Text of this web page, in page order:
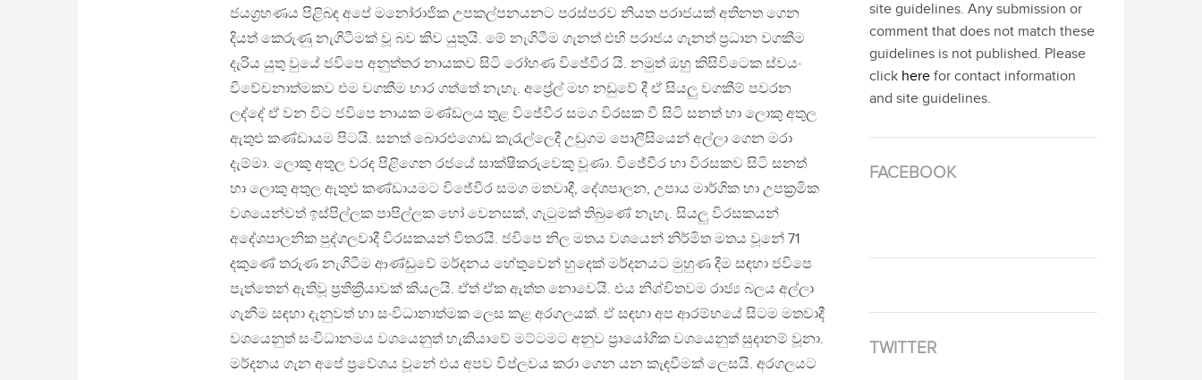
ජයග්‍රහණය පිළිබඳ අපේ මනෝරාජික උපකල්පනයනට පරස්පරව නියත පරාජයක් අතිනත ගෙන
දියත් කෙරුණු නැගිටීමක් වූ බව කිව යුතුයි. මේ නැගිටීම ගැනත් එහි පරාජය ගැනත් ප්‍රධාන වගකීම
දැරිය යුතු වුයේ ජවිපෙ අනුත්තර නායකව සිටි රෝහණ විජේවීර යි. නමුත් ඔහු කිසිවිටෙක ස්වයං
විවේචනාත්මකව එම වගකීම භාර ගත්තේ නැහැ. අප්‍රේල් මහ නඩුවේ දී ඒ සියලු වගකීම් පවරන
ලද්දේ ඒ වන විට ජවිපෙ නායක මණ්ඩලය තුළ විජේවීර සමග විරසක වී සිටි සනත් හා ලොකු අතුල
ඇතුළු කණ්ඩායම පිටයි. සනත් බොරළුගොඩ කැරැල්ලෙදී උඩුගම පොලීසියෙන් අල්ලා ගෙන මරා
දැම්මා. ලොකු අතුල වරද පිළිගෙන රජයේ සාක්ෂිකරුවෙකු වූණා. විජේවීර හා විරසකව සිටි සනත්
හා ලොකු අතුල ඇතුළු කණ්ඩායමට විජේවීර සමග මතවාදී, දේශපාලන, උපාය මාර්ගික හා උපක්‍රමික
වශයෙන්වත් ඉස්පිල්ලක පාපිල්ලක හෝ වෙනසක්, ගැටුමක් තිබුණේ නැහැ. සියලු විරසකයන්
අදේශපාලනික පුද්ගලවාදී විරසකයන් විතරයි. ජවිපෙ නිල මතය වශයෙන් නිර්මිත මතය වූනේ 71
දකුණේ තරුණ නැගිටීම ආණ්ඩුවේ මර්දනය හේතුවෙන් හුදෙක් මර්දනයට මුහුණ දීම සඳහා ජවිපෙ
පැත්තෙන් ඇතිවූ ප්‍රතික්‍රියාවක් කියලයි. ඒත් ඒක ඇත්ත නොවෙයි. එය නිශ්චිතවම රාජ්‍ය බලය අල්ලා
ගැනීම සඳහා දැනුවත් හා සංවිධානාත්මක ලෙස කළ අරගලයක්. ඒ සඳහා අප ආරම්භයේ සිටම මතවාදී
වශයෙනුත් සංවිධානමය වශයෙනුත් හැකියාවේ මට්ටමට අනුව ප්‍රායෝගික වශයෙනුත් සුදානම් වූනා.
මර්දනය ගැන අපේ ප්‍රවේශය වූනේ එය අපව විප්ලවය කරා ගෙන යන කැඳවීමක් ලෙසයි. අරගලයට
site guidelines. Any submission or
comment that does not match these
guidelines is not published. Please
click here for contact information
and site guidelines.
FACEBOOK
TWITTER